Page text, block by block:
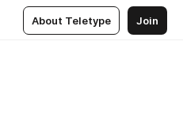
About Teletype Join